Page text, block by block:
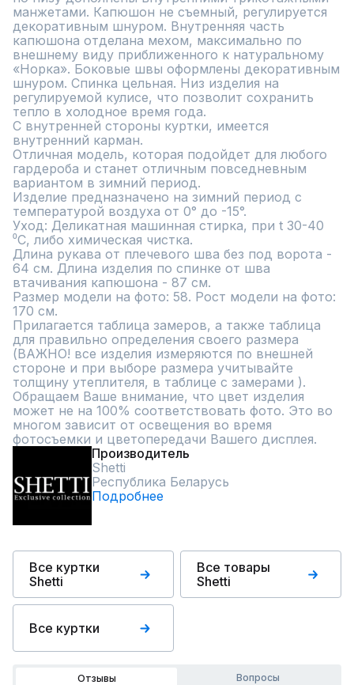
манжетами. Капюшон не съемный, регулируется
декоративным шнуром. Внутренняя часть
капюшона отделана мехом, максимально по
внешнему виду приближенного к натуральному
«Норка». Боковые швы оформлены декоративным
шнуром. Спинка цельная. Низ изделия на
регулируемой кулисе, что позволит сохранить
тепло в холодное время года.
С внутренней стороны куртки, имеется
внутренний карман.
Отличная модель, которая подойдет для любого
гардероба и станет отличным повседневным
вариантом в зимний период.
Изделие предназначено на зимний период с
температурой воздуха от 0° до -15°.
Уход: Деликатная машинная стирка, при t 30-40
⁰C, либо химическая чистка.
Длина рукава от плечевого шва без под ворота -
64 см. Длина изделия по спинке от шва
втачивания капюшона - 87 см.
Размер модели на фото: 58. Рост модели на фото:
170 см.
Прилагается таблица замеров, а также таблица
для правильно определения своего размера
(ВАЖНО! все изделия измеряются по внешней
стороне и при выборе размера учитывайте
толщину утеплителя, в таблице с замерами ).
Обращаем Ваше внимание, что цвет изделия
может не на 100% соответствовать фото. Это во
многом зависит от освещения во время
фотосъемки и цветопередачи Вашего дисплея.
Производитель
Shetti
Республика Беларусь
Подробнее
Все куртки
Shetti
Все товары
Shetti
Все куртки
Отзывы Вопросы